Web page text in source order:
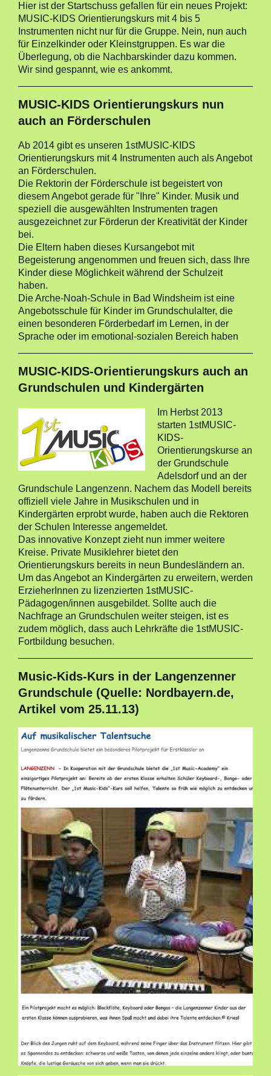
Hier ist der Startschuss gefallen für ein neues Projekt:
MUSIC-KIDS Orientierungskurs mit 4 bis 5
Instrumenten nicht nur für die Gruppe. Nein, nun auch
für Einzelkinder oder Kleinstgruppen. Es war die
Überlegung, ob die Nachbarskinder dazu kommen.
Wir sind gespannt, wie es ankommt.
MUSIC-KIDS Orientierungskurs nun
auch an Förderschulen
Ab 2014 gibt es unseren 1stMUSIC-KIDS
Orientierungskurs mit 4 Instrumenten auch als Angebot
an Förderschulen.
Die Rektorin der Förderschule ist begeistert von
diesem Angebot gerade für "Ihre" Kinder. Musik und
speziell die ausgewählten Instrumenten tragen
ausgezeichnet zur Förderun der Kreativität der Kinder
bei.
Die Eltern haben dieses Kursangebot mit
Begeisterung angenommen und freuen sich, dass Ihre
Kinder diese Möglichkeit während der Schulzeit
haben.
Die Arche-Noah-Schule in Bad Windsheim ist eine
Angebotsschule für Kinder im Grundschulalter, die
einen besonderen Förderbedarf im Lernen, in der
Sprache oder im emotional-sozialen Bereich haben
MUSIC-KIDS-Orientierungskurs auch an
Grundschulen und Kindergärten
Im Herbst 2013
starten 1stMUSIC-
KIDS-
Orientierungskurse an
der Grundschule
Adelsdorf und an der
Grundschule Langenzenn. Nachem das Modell bereits
offiziell viele Jahre in Musikschulen und in
Kindergärten erprobt wurde, haben auch die Rektoren
der Schulen Interesse angemeldet.
Das innovative Konzept zieht nun immer weitere
Kreise. Private Musiklehrer bietet den
Orientierungskurs bereits in neun Bundesländern an.
Um das Angebot an Kindergärten zu erweitern, werden
ErzieherInnen zu lizenzierten 1stMUSIC-
Pädagogen/innen ausgebildet. Sollte auch die
Nachfrage an Grundschulen weiter steigen, ist es
zudem möglich, dass auch Lehrkräfte die 1stMUSIC-
Fortbildung besuchen.
Music-Kids-Kurs in der Langenzenner
Grundschule (Quelle: Nordbayern.de,
Artikel vom 25.11.13)